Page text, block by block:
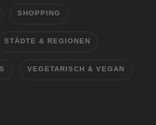
SHOPPING
STÄDTE & REGIONEN
VEGETARISCH & VEGAN